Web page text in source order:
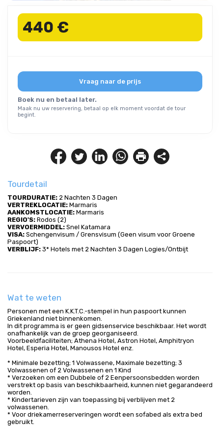
Tourdetail
TOURDURATIE: 2 Nachten 3 Dagen
VERTREKLOCATIE: Marmaris
AANKOMSTLOCATIE: Marmaris
REGIO'S: Rodos (2)
VERVOERMIDDEL: Snel Katamara
VISA: Schengenvisum / Grensvisum (Geen visum voor Groene
Paspoort)
VERBLIJF: 3* Hotels met 2 Nachten 3 Dagen Logies/Ontbijt
Wat te weten
Personen met een K.K.T.C.-stempel in hun paspoort kunnen
Griekenland niet binnenkomen.
In dit programma is er geen gidsenservice beschikbaar. Het wordt
onafhankelijk van de groep georganiseerd.
Voorbeeldfaciliteiten; Athena Hotel, Astron Hotel, Amphitryon
Hotel, Esperia Hotel, Manousos Hotel enz.
* Minimale bezetting; 1 Volwassene, Maximale bezetting; 3
Volwassenen of 2 Volwassenen en 1 Kind
* Verzoeken om een Dubbele of 2 Eenpersoonsbedden worden
verstrekt op basis van beschikbaarheid, kunnen niet gegarandeerd
worden.
* Kindertarieven zijn van toepassing bij verblijven met 2
volwassenen.
* Voor driekamerreserveringen wordt een sofabed als extra bed
gebruikt.
440 €
Vraag naar de prijs
Boek nu en betaal later.
Maak nu uw reservering, betaal op elk moment voordat de tour
begint.